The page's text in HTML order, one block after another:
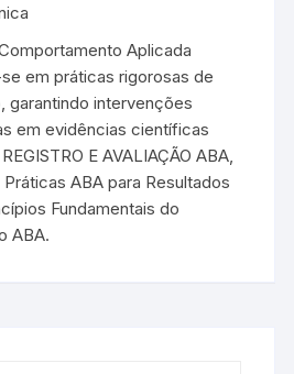
Aplicada
em práticas rigorosas de
,garantindo intervenções
em evidências científicas
E AVALIAÇÃO ABA
ABA para Resultados
Fundamentais do
ABA.